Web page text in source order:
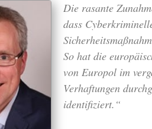
Die rasante
dass
So hat die
von Europol im
Verhaftungen
identifiziert.“